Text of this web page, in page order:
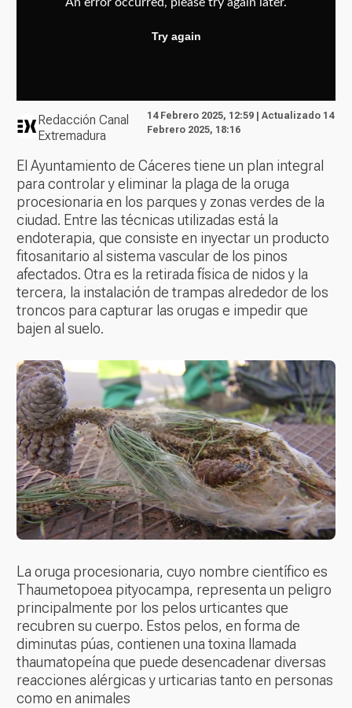
Redacción Canal
Extremadura
14 Febrero 2025, 12:59 | Actualizado 14
Febrero 2025, 18:16
El Ayuntamiento de Cáceres tiene un plan integral
para controlar y eliminar la plaga de la oruga
procesionaria en los parques y zonas verdes de la
ciudad. Entre las técnicas utilizadas está la
endoterapia, que consiste en inyectar un producto
fitosanitario al sistema vascular de los pinos
afectados. Otra es la retirada física de nidos y la
tercera, la instalación de trampas alrededor de los
troncos para capturar las orugas e impedir que
bajen al suelo.
La oruga procesionaria, cuyo nombre científico es
Thaumetopoea pityocampa, representa un peligro
principalmente por los pelos urticantes que
recubren su cuerpo. Estos pelos, en forma de
diminutas púas, contienen una toxina llamada
thaumatopeína que puede desencadenar diversas
reacciones alérgicas y urticarias tanto en personas
como en animales